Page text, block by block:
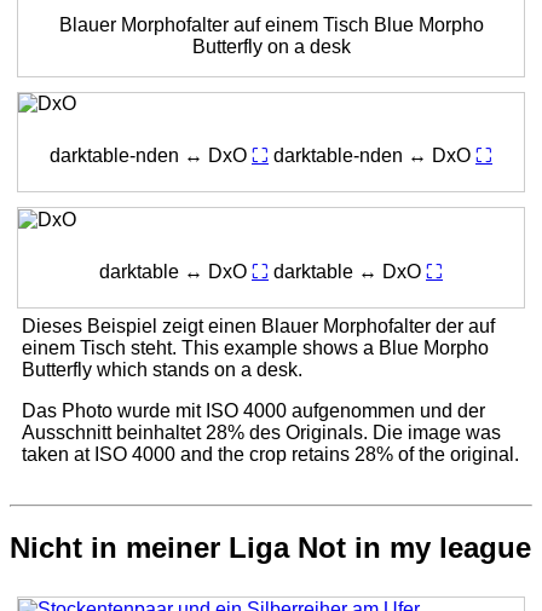
Blauer Morphofalter auf einem Tisch Blue Morpho
Butterfly on a desk
darktable-nden ↔ DxO ⛶ darktable-nden ↔ DxO ⛶
darktable ↔ DxO ⛶ darktable ↔ DxO ⛶
Dieses Beispiel zeigt einen Blauer Morphofalter der auf
einem Tisch steht. This example shows a Blue Morpho
Butterfly which stands on a desk.
Das Photo wurde mit ISO 4000 aufgenommen und der
Ausschnitt beinhaltet 28% des Originals. Die image was
taken at ISO 4000 and the crop retains 28% of the original.
Nicht in meiner Liga Not in my league